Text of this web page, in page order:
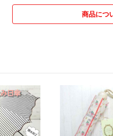
商品につ